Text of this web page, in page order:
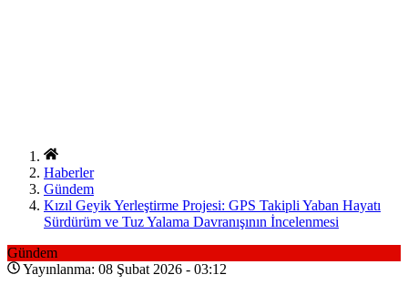
Haberler
Gündem
Kızıl Geyik Yerleştirme Projesi: GPS Takipli Yaban Hayatı
Sürdürüm ve Tuz Yalama Davranışının İncelenmesi
Gündem
Yayınlanma: 08 Şubat 2026 - 03:12